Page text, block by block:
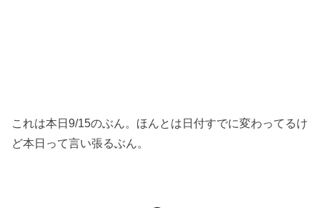
これは本日9/15のぶん。ほんとは日付すでに変わってるけ
ど本日って言い張るぶん。